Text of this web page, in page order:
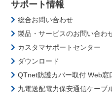
サポート情報
総合お問い合わせ
製品・サービスのお問い合わ
カスタマサポートセンター
ダウンロード
QTnet防護カバー取付 Web窓
九電送配電力保安通信ケーブ